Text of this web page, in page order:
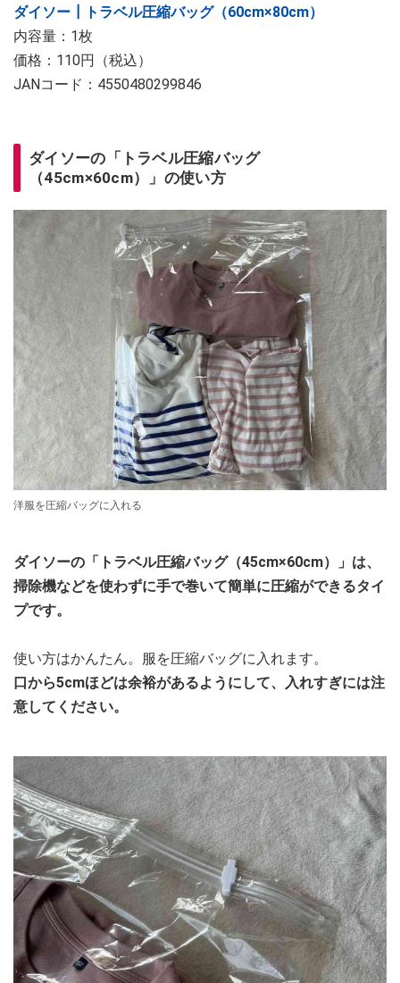
ダイソー┃トラベル圧縮バッグ（60cm×80cm）
内容量：1枚
価格：110円（税込）
JANコード：4550480299846
ダイソーの「トラベル圧縮バッグ
（45cm×60cm）」の使い方
洋服を圧縮バッグに入れる
ダイソーの「トラベル圧縮バッグ（45cm×60cm）」は、
掃除機などを使わずに手で巻いて簡単に圧縮ができるタイ
プです。
使い方はかんたん。服を圧縮バッグに入れます。
口から5cmほどは余裕があるようにして、入れすぎには注
意してください。